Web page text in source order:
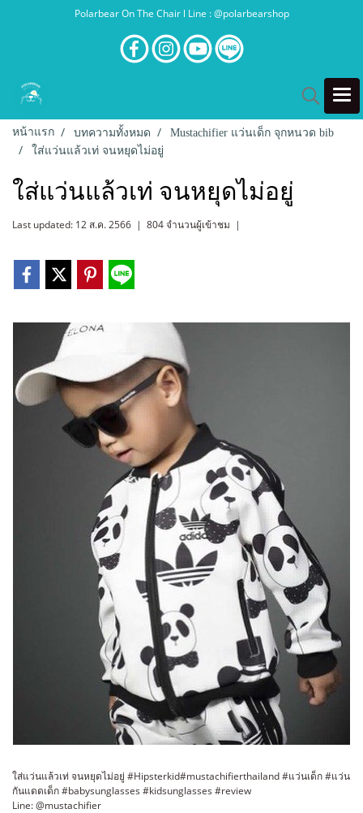
Polarbear On The Chair l Line : @polarbearshop
หน้าแรก บทความทั้งหมด
Mustachifier แว่นเด็ก จุกหนวด bib
ใส่แว่นแล้วเท่ จนหยุดไม่อยู่
ใส่แว่นแล้วเท่ จนหยุดไม่อยู่
Last updated: 12 ส.ค. 2566 | 804 จำนวนผู้เข้าชม |
ใส่แว่นแล้วเท่ จนหยุดไม่อยู่ #Hipsterkid#mustachifierthailand #แว่นเด็ก #แว่น
กันแดดเด็ก #babysunglasses #kidsunglasses #review
Line: @mustachifier